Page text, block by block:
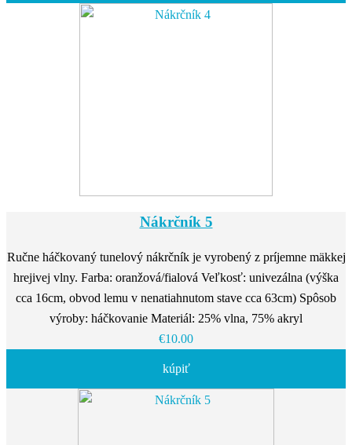
Nákrčník 5
Ručne háčkovaný tunelový nákrčník je vyrobený z príjemne mäkkej
hrejivej vlny. Farba: oranžová/fialová Veľkosť: univezálna (výška
cca 16cm, obvod lemu v nenatiahnutom stave cca 63cm) Spôsob
výroby: háčkovanie Materiál: 25% vlna, 75% akryl
€10.00
kúpiť